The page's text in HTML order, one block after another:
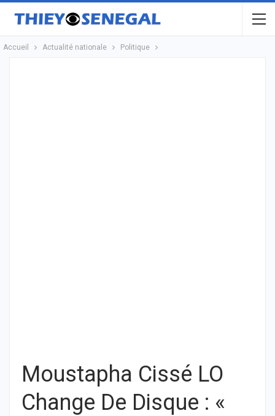
Accueil Actualité nationale Politique
Moustapha Cissé LO
Change De Disque : «